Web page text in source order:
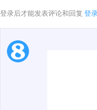
登录后才能发表评论和回复 登
1.电脑端新